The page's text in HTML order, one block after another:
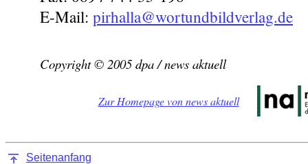
E-Mail: pirhalla@wortundbildverlag.de
Copyright © 2005 dpa / news aktuell
Zur Homepage von news aktuell
Seitenanfang